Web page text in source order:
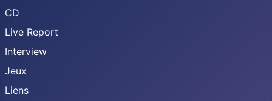
CD
Live Report
Interview
Jeux
Liens